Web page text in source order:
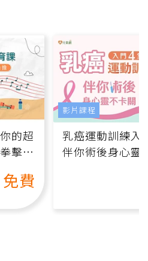
的超
擊有
免費
乳癌運動訓練入
伴你術後身心靈
影片課程